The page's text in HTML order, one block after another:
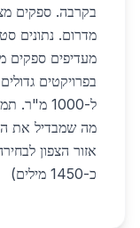
מעדיפים ספקים
ל-1000
מה שמבדיל את
כ-1450 מילים)